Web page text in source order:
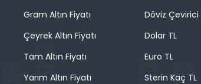
Gram Altın Fiyatı
Çeyrek Altın Fiyatı
Tam Altın Fiyatı
Yarım Altın Fiyatı
Döviz Çevirici
Dolar TL
Euro TL
Sterin Kaç TL